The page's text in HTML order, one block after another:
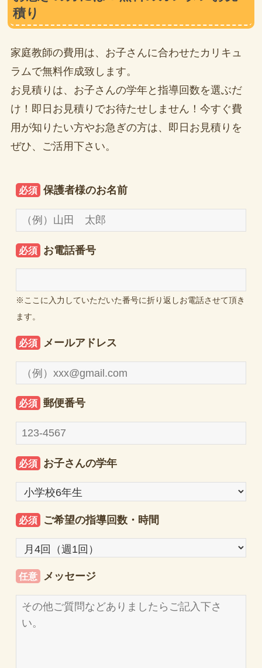
積り
家庭教師の費用は、お子さんに合わせたカリキュ
ラムで無料作成致します。
お見積りは、お子さんの学年と指導回数を選ぶだ
け！即日お見積りでお待たせしません！今すぐ費
用が知りたい方やお急ぎの方は、即日お見積りを
ぜひ、ご活用下さい。
必須 保護者様のお名前
必須 お電話番号
※ここに入力していただいた番号に折り返しお電話させて頂き
ます。
必須 メールアドレス
必須 郵便番号
必須 お子さんの学年
必須 ご希望の指導回数・時間
任意 メッセージ